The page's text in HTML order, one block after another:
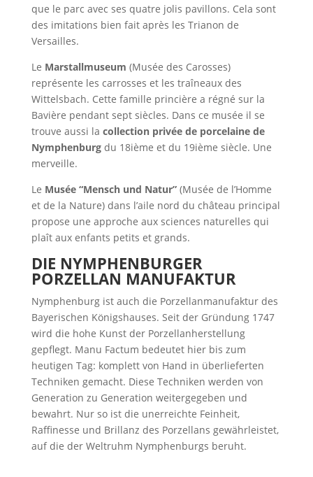
que le parc avec ses quatre jolis pavillons. Cela sont
des imitations bien fait après les Trianon de
Versailles.
Le Marstallmuseum (Musée des Carosses)
représente les carrosses et les traîneaux des
Wittelsbach. Cette famille princière a régné sur la
Bavière pendant sept siècles. Dans ce musée il se
trouve aussi la collection privée de porcelaine de
Nymphenburgdu 18ième et du 19ième siècle. Une
merveille.
Le Musée “Mensch und Natur” (Musée de l’Homme
et de la Nature) dans l’aile nord du château principal
propose une approche aux sciences naturelles qui
plaît aux enfants petits et grands.
DIE NYMPHENBURGER
PORZELLAN MANUFAKTUR
Nymphenburg ist auch die Porzellanmanufaktur des
Bayerischen Königshauses. Seit der Gründung 1747
wird die hohe Kunst der Porzellanherstellung
gepflegt. Manu Factum bedeutet hier bis zum
heutigen Tag: komplett von Hand in überlieferten
Techniken gemacht. Diese Techniken werden von
Generation zu Generation weitergegeben und
bewahrt. Nur so ist die unerreichte Feinheit,
Raffinesse und Brillanz des Porzellans gewährleistet,
auf die der Weltruhm Nymphenburgs beruht.